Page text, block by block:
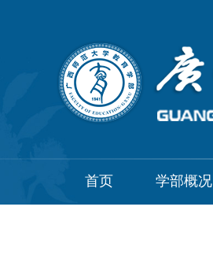
首页 学部概况